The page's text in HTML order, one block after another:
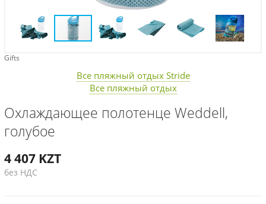
Gifts
Все пляжный отдых Stride
Все пляжный отдых
Охлаждающее полотенце Weddell,
голубое
4 407 KZT
без НДС